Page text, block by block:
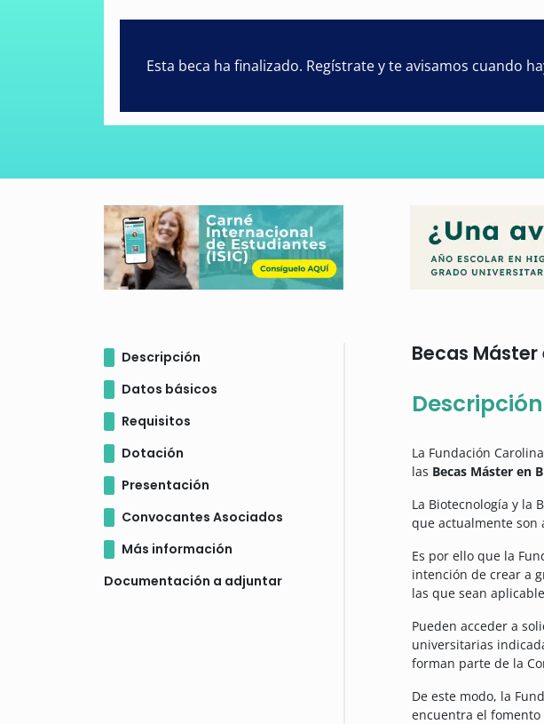
Esta beca ha finalizado. Regístrate y te avisamos cuando
Descripción
Datos básicos
Requisitos
Dotación
Presentación
Convocantes Asociados
Más información
Documentación a adjuntar
Becas
Descripción
La Fundación
las Becas Máster en
La Biotecnología y la
que actualmente son
Es por ello que la
intención de crear a
las que sean
Pueden acceder a
universitarias
forman parte de la
De este modo, la
encuentra el fomento